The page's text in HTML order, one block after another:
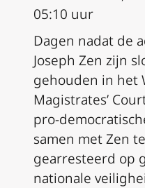
05:10 uur
Dagen nadat de
Joseph Zen zijn
gehouden in het
Magistrates’
pro-
samen met Zen
gearresteerd op
nationale